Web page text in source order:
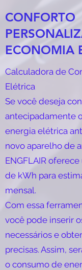
CONFORTO
ECONOMIA
Calculadora de
Elétrica
Se você deseja
antecipadamente
energia elétrica
novo aparelho de
ENGFLAIR
de kWh para
mensal.
Com essa
você pode inserir
necessários e
precisas. Assim,
o consumo de